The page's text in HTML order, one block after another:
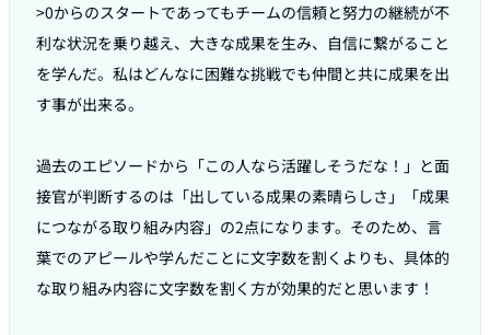
>0からのスタートであってもチームの信頼と努力の継続が不
利な状況を乗り越え、大きな成果を生み、自信に繋がること
を学んだ。私はどんなに困難な挑戦でも仲間と共に成果を出
す事が出来る。
過去のエピソードから「この人なら活躍しそうだな！」と面
接官が判断するのは「出している成果の素晴らしさ」「成果
につながる取り組み内容」の2点になります。そのため、言
葉でのアピールや学んだことに文字数を割くよりも、具体的
な取り組み内容に文字数を割く方が効果的だと思います！